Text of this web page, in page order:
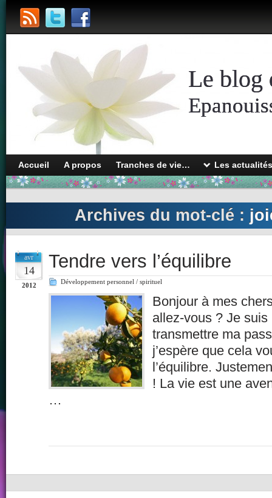
Le blog
Accueil A propos Tranches de vie… Les
Archives du mot-clé :
avr
14
2012
Tendre vers l’équilibre
Développement personnel / spirituel
Bonjour à mes
allez-vous ? Je
transmettre ma
j’espère que cela
l’équilibre.
! La vie est une
…